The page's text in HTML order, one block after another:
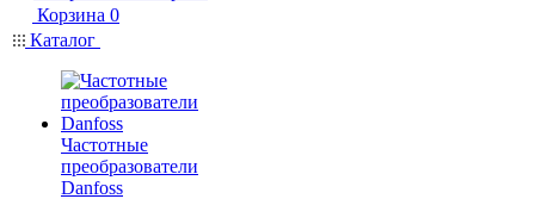
Корзина 0
Каталог
Частотные
преобразователи
Danfoss